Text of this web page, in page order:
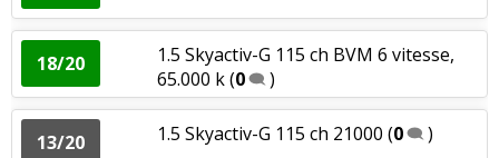
18/20
2016...(0)
17/20
1.5 Skyactiv-G 90 ch 2017 dynamique
50000 km(0)
18/20
1.5 Skyactiv-G 115 ch BVM 6 vitesse,
65.000 k(0 )
13/20 1.5 Skyactiv-G 115 ch 21000 (0 )